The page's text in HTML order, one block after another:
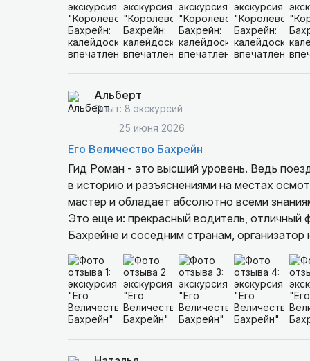
отзывы, но тут 100% попадание в
Альберт
Опыт: 8 экскурсий
25 июня 2026
Его Величество Бахрейн
Гид Роман - это высший уровень. Ведь
в историю и разъяснениями на местах
мастер и обладает абсолютно всеми
Это еще и: прекрасный водитель, отличный
Бахрейне и соседним странам,
экскурсии. Роман очень гибко подходит к
изменения к экскурсии от туриста. Роман,